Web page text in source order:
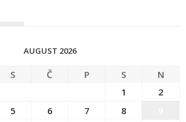
AUGUST 2026
S Č P S
N
1
2
5 6 7 8